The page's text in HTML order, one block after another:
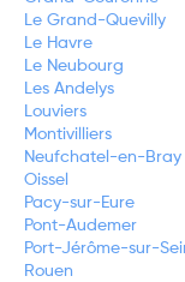
Le Grand-Quevilly
Le Havre
Le Neubourg
Les Andelys
Louviers
Montivilliers
Neufchatel-en-Bray
Oissel
Pacy-sur-Eure
Pont-Audemer
Port-Jérôme-sur-
Rouen